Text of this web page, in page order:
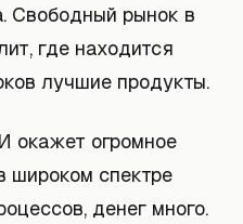
Свободный рынок в
где находится
лучшие продукты.
окажет огромное
широком спектре
денег много.